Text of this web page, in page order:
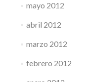
mayo 2012
abril 2012
marzo 2012
febrero 2012